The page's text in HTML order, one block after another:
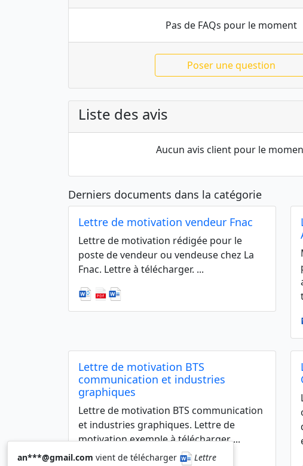
Pas de FAQs pour le moment
Poser une question
Liste des avis
Aucun avis client pour le
Derniers documents dans la catégorie
Lettre de motivation vendeur Fnac
Lettre de motivation rédigée pour le
poste de vendeur ou vendeuse chez La
Fnac. Lettre à télécharger. ...
Lettre de motivation BTS
communication et industries
graphiques
Lettre de motivation BTS communication
et industries graphiques. Lettre de
motivation exemple à télécharger ...
an***@gmail.com vient de télécharger Lettre